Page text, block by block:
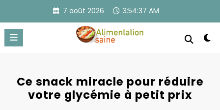
contenu
7 août 2026 3:54:37 AM
Ce snack miracle pour réduire
votre glycémie à petit prix